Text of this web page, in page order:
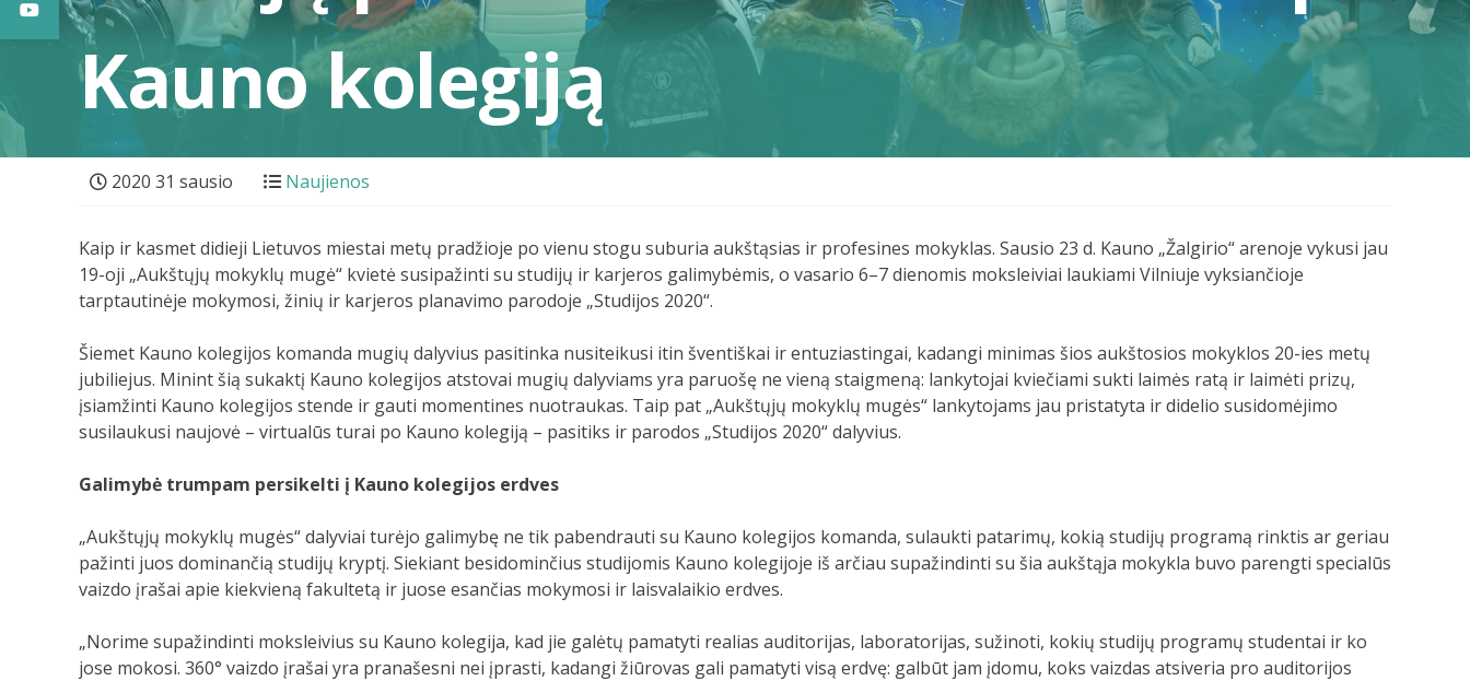
Kauno kolegiją
2020 31 sausio Naujienos
Kaip ir kasmet didieji Lietuvos miestai metų pradžioje po vienu stogu suburia aukštąsias ir profesines mokyklas. Sausio 23 d. Kauno „Žalgirio“ arenoje vykusi jau
19-oji „Aukštųjų mokyklų mugė“ kvietė susipažinti su studijų ir karjeros galimybėmis, o vasario 6–7 dienomis moksleiviai laukiami Vilniuje vyksiančioje
tarptautinėje mokymosi, žinių ir karjeros planavimo parodoje „Studijos 2020“.
Šiemet Kauno kolegijos komanda mugių dalyvius pasitinka nusiteikusi itin šventiškai ir entuziastingai, kadangi minimas šios aukštosios mokyklos 20-ies metų
jubiliejus. Minint šią sukaktį Kauno kolegijos atstovai mugių dalyviams yra paruošę ne vieną staigmeną: lankytojai kviečiami sukti laimės ratą ir laimėti prizų,
įsiamžinti Kauno kolegijos stende ir gauti momentines nuotraukas. Taip pat „Aukštųjų mokyklų mugės“ lankytojams jau pristatyta ir didelio susidomėjimo
susilaukusi naujovė – virtualūs turai po Kauno kolegiją – pasitiks ir parodos „Studijos 2020“ dalyvius.
Galimybė trumpam persikelti į Kauno kolegijos erdves
„Aukštųjų mokyklų mugės“ dalyviai turėjo galimybę ne tik pabendrauti su Kauno kolegijos komanda, sulaukti patarimų, kokią studijų programą rinktis ar geriau
pažinti juos dominančią studijų kryptį. Siekiant besidominčius studijomis Kauno kolegijoje iš arčiau supažindinti su šia aukštąja mokykla buvo parengti specialūs
vaizdo įrašai apie kiekvieną fakultetą ir juose esančias mokymosi ir laisvalaikio erdves.
„Norime supažindinti moksleivius su Kauno kolegija, kad jie galėtų pamatyti realias auditorijas, laboratorijas, sužinoti, kokių studijų programų studentai ir ko
jose mokosi. 360° vaizdo įrašai yra pranašesni nei įprasti, kadangi žiūrovas gali pamatyti visą erdvę: galbūt jam įdomu, koks vaizdas atsiveria pro auditorijos